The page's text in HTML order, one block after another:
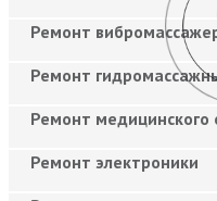
Ремонт
Ремонт
Ремонт медицинского
Ремонт электроники